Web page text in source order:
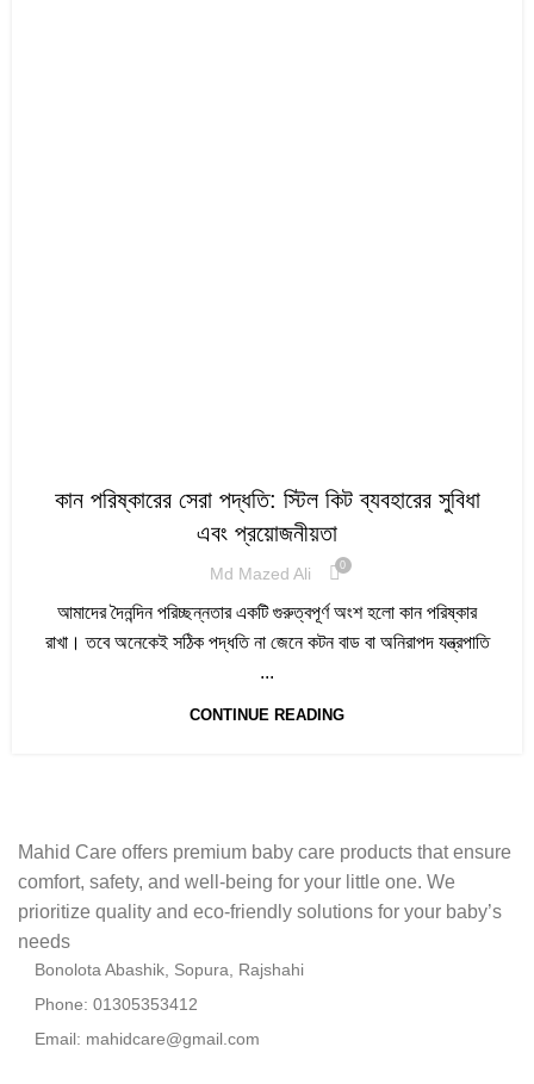
কান পরিষ্কারের সেরা পদ্ধতি: স্টিল কিট ব্যবহারের সুবিধা
এবং প্রয়োজনীয়তা
Md Mazed Ali 0
আমাদের দৈনন্দিন পরিচ্ছন্নতার একটি গুরুত্বপূর্ণ অংশ হলো কান পরিষ্কার
রাখা। তবে অনেকেই সঠিক পদ্ধতি না জেনে কটন বাড বা অনিরাপদ যন্ত্রপাতি
...
CONTINUE READING
Mahid Care offers premium baby care products that ensure
comfort, safety, and well-being for your little one. We
prioritize quality and eco-friendly solutions for your baby’s
needs
Bonolota Abashik, Sopura, Rajshahi
Phone: 01305353412
Email: mahidcare@gmail.com